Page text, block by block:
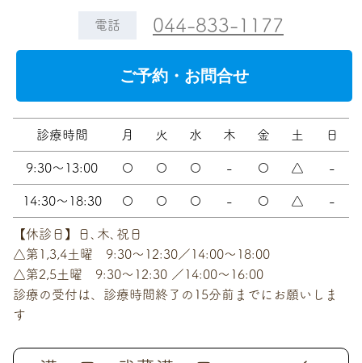
電話 044-833-1177
ご予約・お問合せ
診療時間 月 火 水 木 金 土 日
9:30～13:00 〇 〇 〇 - 〇 △ -
14:30～18:30 〇 〇 〇 - 〇 △ -
【休診日】日､木､祝日
△第1,3,4土曜 9:30～12:30／14:00～18:00
△第2,5土曜 9:30～12:30 ／14:00～16:00
診療の受付は、診療時間終了の15分前までにお願いしま
す